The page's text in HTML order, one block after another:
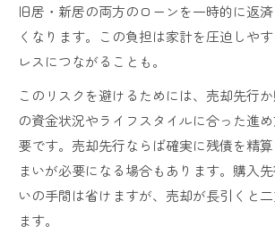
旧居・新居の両方のローンを一時的に返
くなります。この負担は家計を圧迫しや
レスにつながることも。
このリスクを避けるためには、売却先行
の資金状況やライフスタイルに合った進
要です。売却先行ならば確実に残債を精
まいが必要になる場合もあります。購入
いの手間は省けますが、売却が長引くと
ます。